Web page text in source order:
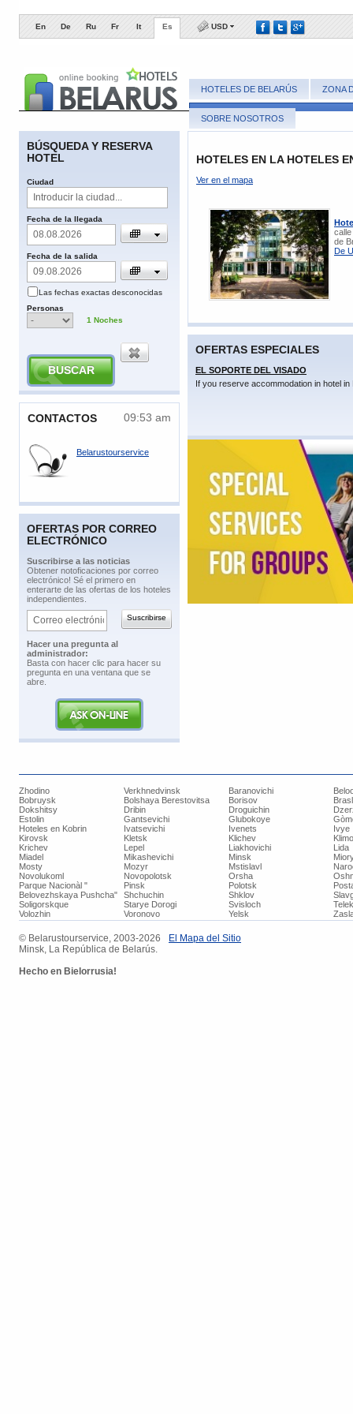
En De Ru Fr It Es USD
HOTELES DE BELARÚS ZONA
SOBRE NOSOTROS
BÚSQUEDA Y RESERVA
HOTEL
​Ciudad
​Fecha de la llegada
Fecha de la salida
Las fechas exactas desconocidas
​Personas
1 ​Noches
​CONTACTOS 09:53 am
Belarustourservice
OFERTAS POR CORREO
ELECTRÓNICO
​Suscribirse a las noticias
​Obtener notoficaciones por correo
electrónico! Sé el primero en
enterarte de las ofertas de los hoteles
independientes.
​Hacer una pregunta al
administrador:
​Basta con hacer clic para hacer su
pregunta en una ventana que se
abre.
HOTELES EN LA HOTELES
Ver en el mapa
de
De
OFERTAS ESPECIALES
EL SOPORTE DEL VISADO
If you reserve accommodation in hotel
Zhodino Verkhnedvinsk Baranovichi
Bobruysk
Bolshaya Berestovitsa Borisov
Dokshitsy
Dribin Droguichin
Estolin
Gantsevichi Glubokoye
Hoteles en Kobrin
Ivatsevichi Ivenets
Ivye
Kirovsk
Kletsk Klichev
Krichev
Lepel Liakhovichi
Lida
Miadel
Mikashevichi Minsk
Mosty
Mozyr Mstislavl
Novolukoml
Novopolotsk Orsha
Parque Nacionàl "
Belovezhskaya Pushcha"
Pinsk Polotsk
Shchuchin
Shklov
Soligorskque
Starye Dorogi Svisloch
Volozhin
Voronovo Yelsk
© ​Belarustourservice, 2003-2026
Minsk, La República de Belarús.
Hecho en Bielorrusia!
​El Mapa del Sitio